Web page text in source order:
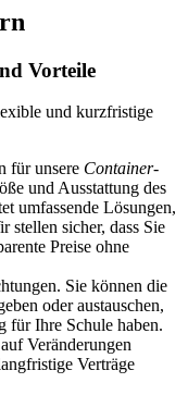
Vorteile
und kurzfristige
für unsere Container-
und Ausstattung des
umfassende Lösungen,
stellen sicher, dass Sie
Preise ohne
Sie können die
oder austauschen,
für Ihre Schule haben.
Veränderungen
Verträge